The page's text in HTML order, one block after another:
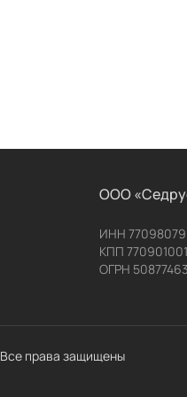
ООО
ИНН
КПП 770901001
ОГРН
Все права защищены